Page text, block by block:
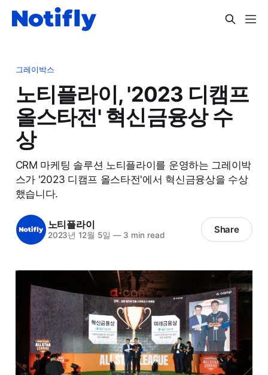
그레이박스
노티플라이, '2023 디캠프
올스타전' 혁신금융상 수
상
CRM 마케팅 솔루션 노티플라이를 운영하는 그레이박
스가 '2023 디캠프 올스타전'에서 혁신금융상을 수상
했습니다.
노티플라이
2023년 12월 5일 —3 min read Share